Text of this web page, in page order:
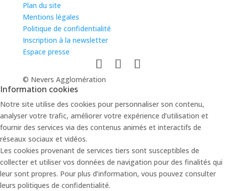
Plan du site
Mentions légales
Politique de confidentialité
Inscription à la newsletter
Espace presse
© Nevers Agglomération
Information cookies
Notre site utilise des cookies pour personnaliser son contenu,
analyser votre trafic, améliorer votre expérience d’utilisation et
fournir des services via des contenus animés et interactifs de
réseaux sociaux et vidéos.
Les cookies provenant de services tiers sont susceptibles de
collecter et utiliser vos données de navigation pour des finalités qui
leur sont propres. Pour plus d’information, vous pouvez consulter
leurs politiques de confidentialité.